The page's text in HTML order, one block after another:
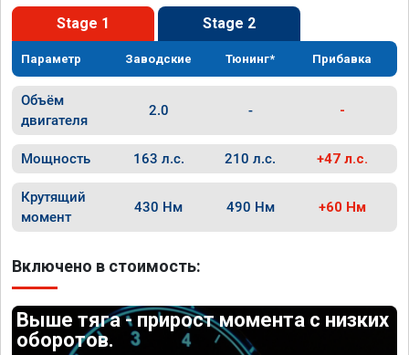
Stage 1 Stage 2
Параметр Заводские Тюнинг* Прибавка
Объём
двигателя
2.0 - -
Мощность 163 л.с. 210 л.с. +47 л.с.
Крутящий
момент
430 Нм 490 Нм +60 Нм
Включено в стоимость:
Выше тяга - прирост момента с низких
оборотов.